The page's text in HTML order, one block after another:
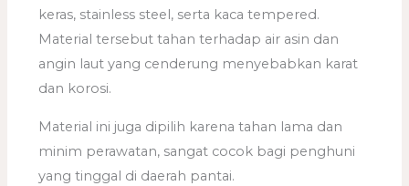
keras, stainless steel, serta kaca tempered.
Material tersebut tahan terhadap air asin dan
angin laut yang cenderung menyebabkan karat
dan korosi.
Material ini juga dipilih karena tahan lama dan
minim perawatan, sangat cocok bagi penghuni
yang tinggal di daerah pantai.